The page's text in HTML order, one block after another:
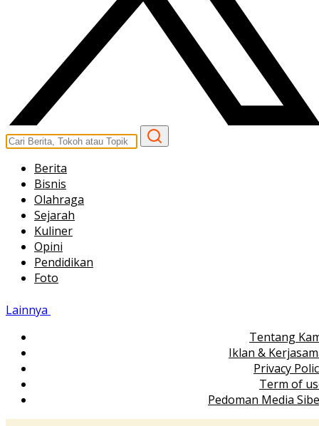
Berita
Bisnis
Olahraga
Sejarah
Kuliner
Opini
Pendidikan
Foto
Lainnya
Tentang
Iklan &
Privacy
Term of
Pedoman Media